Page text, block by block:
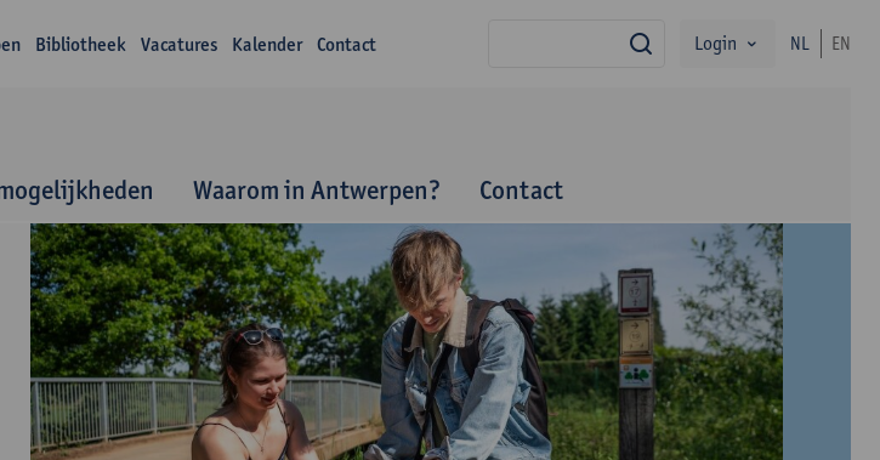
Bibliotheek Vacatures Kalender Contact zoekLogin NL EN
Waarom in Antwerpen? Contact